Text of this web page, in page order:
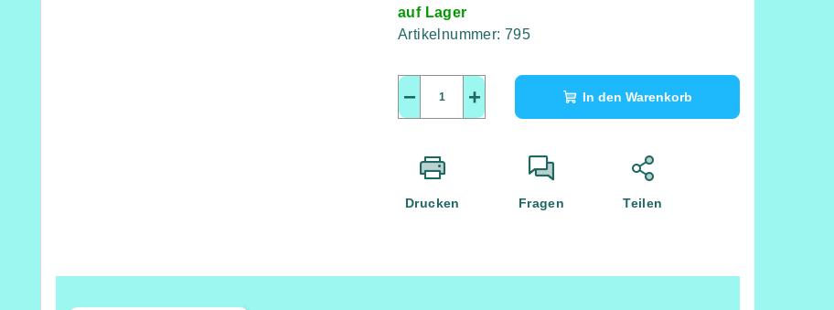
auf Lager
Artikelnummer: 795
+
− In den Warenkorb
Drucken Fragen Teilen